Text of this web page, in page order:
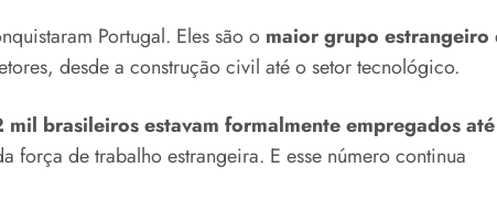
Portugal. Eles são o maior grupo estrangeiro
desde a construção civil até o setor tecnológico.
mil brasileiros estavam formalmente empregados
força de trabalho estrangeira. E esse número continua